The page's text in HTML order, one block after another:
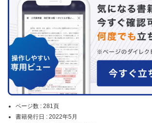
ページ数 : 281頁
書籍発行日 : 2022年5月